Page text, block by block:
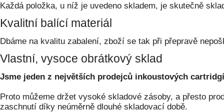
Každá položka, u níž je uvedeno skladem, je skutečně
Kvalitní balící materiál
Dbáme na kvalitu zabalení, zboží se tak při přepravě
Vlastní, vysoce obrátkový sklad
Jsme jeden z největších prodejců inkoustových
Proto můžeme držet vysoké skladové zásoby, a přesto
zaschnutí díky neúměrně dlouhé skladovací době.